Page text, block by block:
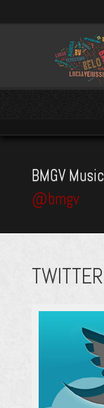
BMGV
@bmgv